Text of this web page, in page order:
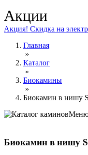
Акции
Акция! Скидка на
Главная
»
Каталог
»
Биокамины
»
Биокамин в нишу
Меню
Биокамин в нишу